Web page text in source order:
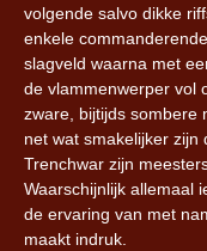
volgende salvo dikke
enkele
slagveld waarna met
de vlammenwerper vol
zware, bijtijds sombere
net wat smakelijker
Trenchwar zijn
Waarschijnlijk allemaal
de ervaring van met
maakt indruk.